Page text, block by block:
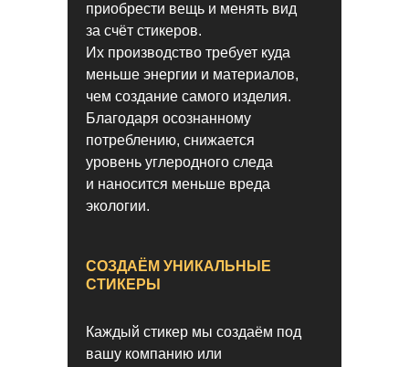
приобрести вещь и менять вид
за счёт стикеров.
Их производство требует куда
меньше энергии и материалов,
чем создание самого изделия.
Благодаря осознанному
потреблению, снижается
уровень углеродного следа
и наносится меньше вреда
экологии.
Каждый стикер мы создаём под
вашу компанию или
СОЗДАЁМ УНИКАЛЬНЫЕ
СТИКЕРЫ
УЖЕ ДОВЕРИЛИСЬ НАМ
Многие бренды